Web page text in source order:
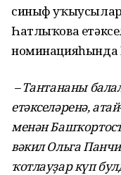
синыф
Һатлыҡова
номинацияһында
– Тантананы
етәкселәренә,
менән
вәкил Ольга
ҡотлауҙар күп